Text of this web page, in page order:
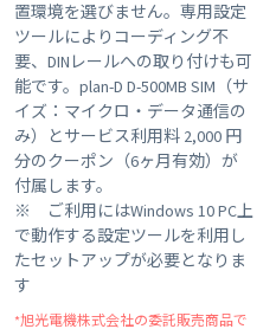
置環境を選びません。専用設定
ツールによりコーディング不
要、DINレールへの取り付けも可
能です。plan-D D-500MB SIM（サ
イズ：マイクロ・データ通信の
み）とサービス利用料 2,000 円
分のクーポン（6ヶ月有効）が
付属します。
※ ご利用にはWindows 10 PC上
で動作する設定ツールを利用し
たセットアップが必要となりま
す
*旭光電機株式会社の委託販売商品で